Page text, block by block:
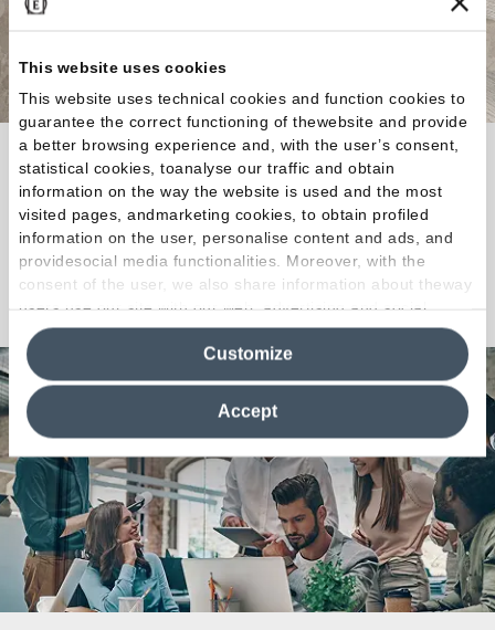
This website uses cookies
This website uses technical cookies and function cookies to
guarantee the correct functioning of thewebsite and provide
a better browsing experience and, with the user’s consent,
statistical cookies, toanalyse our traffic and obtain
information on the way the website is used and the most
visited pages, andmarketing cookies, to obtain profiled
information on the user, personalise content and ads, and
providesocial media functionalities. Moreover, with the
consent of the user, we also share information about theway
users use our site with our web, advertising and social
media analytics partners, who may combine itwith other
information in their possession. By closing this banner,
clicking on "Reject", it will be possible tocontinue browsing
the site after installing only technical cookies. For more
information see the
Cookie Policy
Accept
Customize
Una collezione ceramica ideale per la
rappresentazione di architetture declinate alla
contemporaneità.
Scopri la Collezione